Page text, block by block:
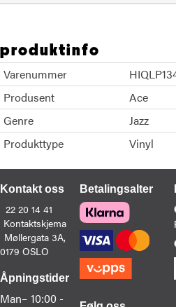
produktinfo
Varenummer
Produsent
Ace
Genre
Jazz
Produkttype
Vinyl
Kontakt oss
22 20 14 41
Kontaktskjema
Møllergata 3A,
0179 OSLO
Åpningstider
Man– 10:00 -